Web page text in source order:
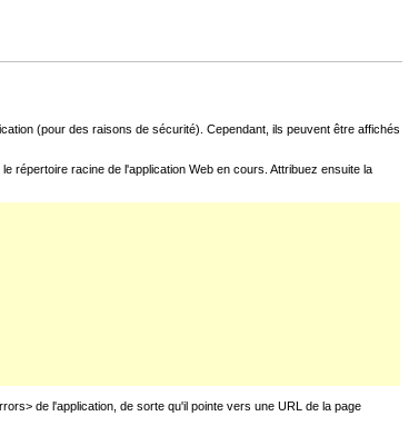
(pour des raisons de sécurité). Cependant, ils peuvent être affichés
répertoire racine de l'application Web en cours. Attribuez ensuite la
de l'application, de sorte qu'il pointe vers une URL de la page